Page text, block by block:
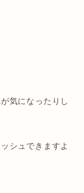
気になったりし
シュできますよ